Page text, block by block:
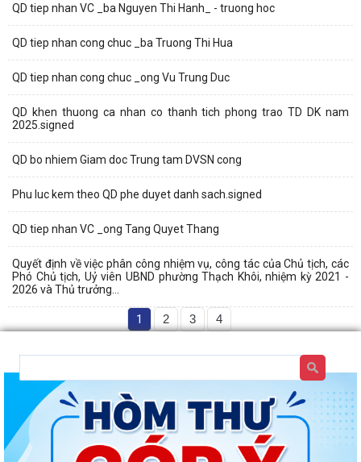
QD tiep nhan VC _ba Nguyen Thi Hanh_ - truong hoc
QD tiep nhan cong chuc _ba Truong Thi Hua
QD tiep nhan cong chuc _ong Vu Trung Duc
QD khen thuong ca nhan co thanh tich phong trao TD DK nam
2025.signed
QD bo nhiem Giam doc Trung tam DVSN cong
Phu luc kem theo QD phe duyet danh sach.signed
QD tiep nhan VC _ong Tang Quyet Thang
Quyết định về việc phân công nhiệm vụ, công tác của Chủ tịch, các
Phó Chủ tịch, Uỷ viên UBND phường Thạch Khôi, nhiệm kỳ 2021 -
2026 và Thủ trưởng...
1 2 3 4